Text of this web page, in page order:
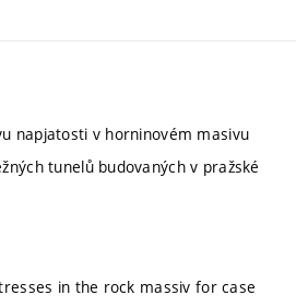
napjatosti v horninovém masivu
tunelů budovaných v pražské
in the rock massiv for case